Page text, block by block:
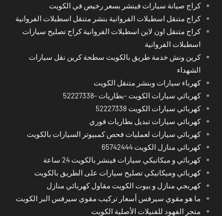
كراج صيانة سيارات فينشر بسعر رخيص في الكويت
كراج متنقل اسطبلات الفروانية بنشر متنقل اسطبلات الفروانية
كراج متنقل اون لاين اسطبلات الفروانية كراج تصليح سيارات
اسطبلات الفروانية
كرين ونش خدمة طريق بالكويت سطحة كرين نقل سيارات
الشهداء
كهرباء سيارات وبنشر متنقل الكويت
كهربائي سيارات الكويت -بطاريات -52227338
كهربائي سيارات الكويت 52227338
كهربائي سيارات تبديل بطاريات فوري
كهربائي سيارات لعمليات فحص كمبيوتر السيارات بالكويت
كهربائي منازل الكويت 65742444
كهربائي و ميكانيكي سيارات فينشر بالكويت 24 ساعة
كهربائي وميكانيكي تصليح سيارات على الطريق بالكويت
كهربجي منازل و بيوت الكويت مقاول كهربائي منازل
ما هو مقوي سيرفس أسعار تركيب مقوي سيرفس البر الكويت
متجر الفهود للفنيلات الأصلية الكويت